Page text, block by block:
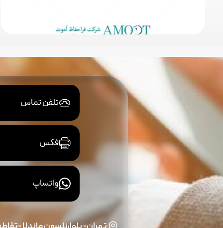
تلفن تماس
فکس
واتساپ